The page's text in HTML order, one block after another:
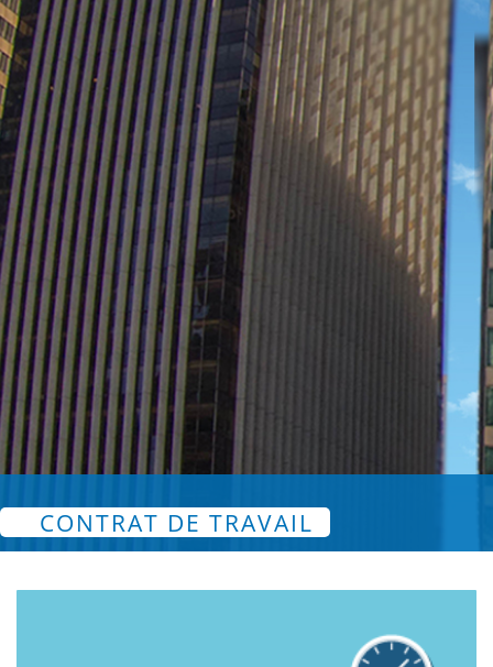
CONTRAT DE TRAVAIL